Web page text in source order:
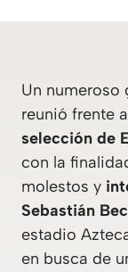
Un numeroso
reunió frente
selección de
con la
molestos y
Sebastián
estadio
en busca de